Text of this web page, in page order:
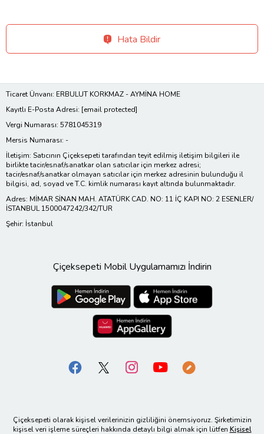
Hata Bildir
Ticaret Ünvanı: ERBULUT KORKMAZ - AYMİNA HOME
Kayıtlı E-Posta Adresi: [email protected]
Vergi Numarası: 5781045319
Mersis Numarası: -
İletişim: Satıcının Çiçeksepeti tarafından teyit edilmiş iletişim bilgileri ile
birlikte tacir/esnaf/sanatkar olan satıcılar için merkez adresi;
tacir/esnaf/sanatkar olmayan satıcılar için merkez adresinin bulunduğu il
bilgisi, ad, soyad ve T.C. kimlik numarası kayıt altında bulunmaktadır.
Adres: MİMAR SİNAN MAH. ATATÜRK CAD. NO: 11 İÇ KAPI NO: 2 ESENLER/
İSTANBUL 1500047242/342/TUR
Şehir: İstanbul
Çiçeksepeti Mobil Uygulamamızı İndirin
Çiçeksepeti olarak kişisel verilerinizin gizliliğini önemsiyoruz. Şirketimizin
kişisel veri işleme süreçleri hakkında detaylı bilgi almak için lütfen Kişisel